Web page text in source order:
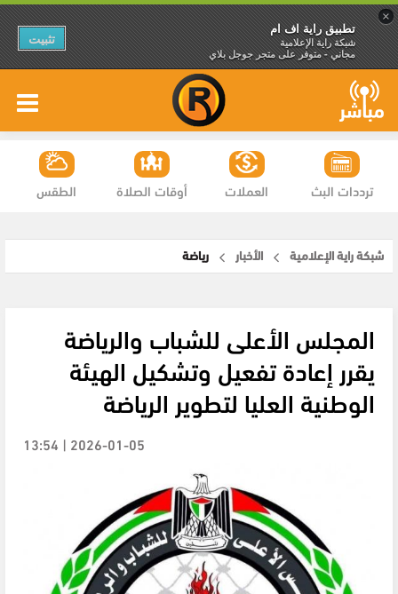
×
تطبيق راية اف ام
شبكة راية الإعلامية
مجاني - متوفر على متجر جوجل بلاي
تثبيت
الطقس أوقات الصلاة العملات ترددات البث
شبكة راية الإعلامية الأخبار رياضة
المجلس الأعلى للشباب والرياضة
يقرر إعادة تفعيل وتشكيل الهيئة
الوطنية العليا لتطوير الرياضة
2026-01-05 | 13:54